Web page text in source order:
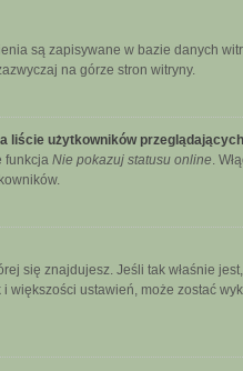
są zapisywane w bazie danych
na górze stron witryny.
liście użytkowników
funkcja Nie pokazuj statusu online.
się znajdujesz. Jeśli tak właśnie
większości ustawień, może zostać